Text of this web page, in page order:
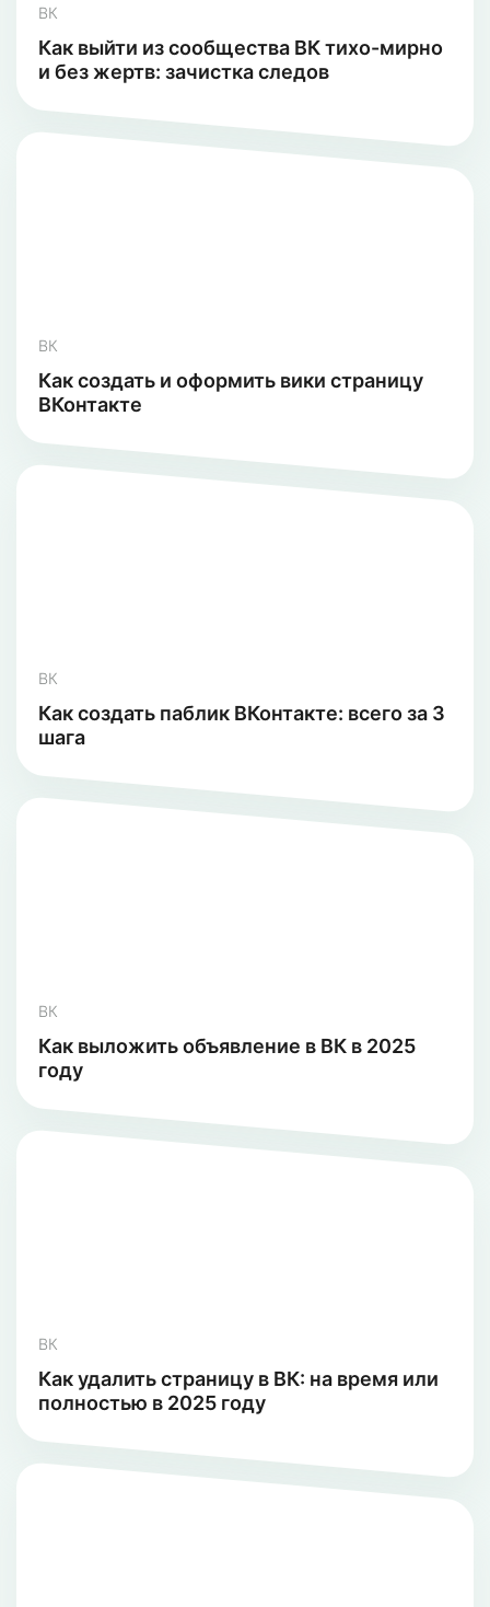
ВК
Как выйти из сообщества ВК тихо-мирно
и без жертв: зачистка следов
ВК
Как создать и оформить вики страницу
ВКонтакте
ВК
Как создать паблик ВКонтакте: всего за 3
шага
ВК
Как выложить объявление в ВК в 2025
году
ВК
Как удалить страницу в ВК: на время или
полностью в 2025 году